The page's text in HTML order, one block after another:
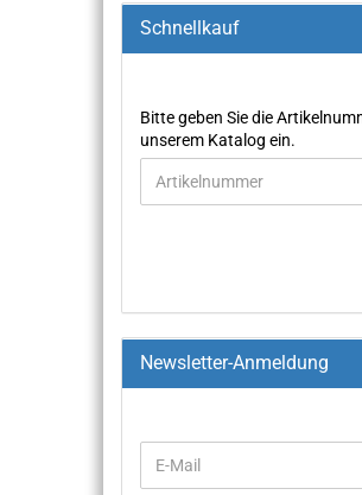
Schnellkauf
Bitte geben Sie die
unserem Katalog ein.
Newsletter-Anmeldung